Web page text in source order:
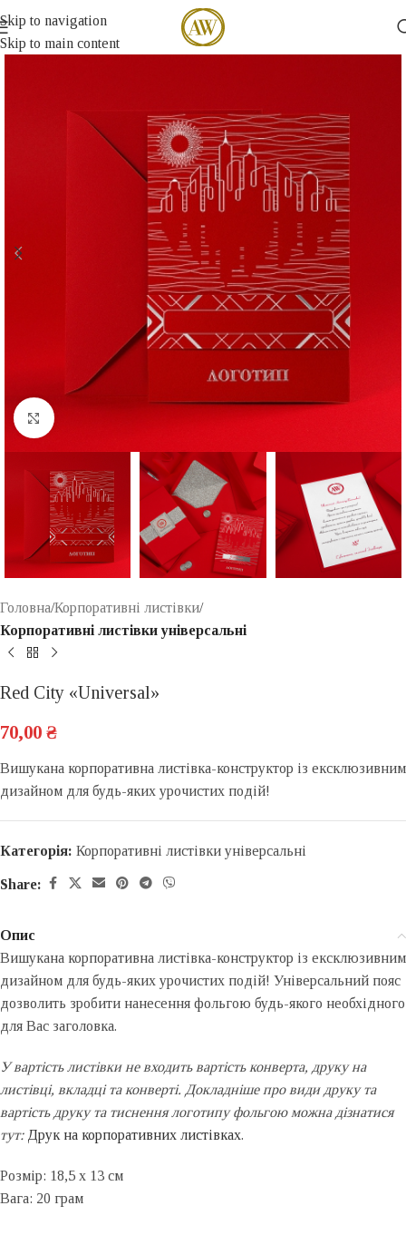
Skip to navigation
Skip to main content
Click to enlarge
Головна Корпоративні листівки
Корпоративні листівки універсальні
Red City «Universal»
70,00 ₴
Вишукана корпоративна листівка-конструктор із ексклюзивним
дизайном для будь-яких урочистих подій!
Категорія: Корпоративні листівки універсальні
Share:
Опис
Вишукана корпоративна листівка-конструктор із ексклюзивним
дизайном для будь-яких урочистих подій! Універсальний пояс
дозволить зробити нанесення фольгою будь-якого необхідного
для Вас заголовка.
У вартість листівки не входить вартість конверта, друку на
листівці, вкладці та конверті. Докладніше про види друку та
вартість друку та тиснення логотипу фольгою можна дізнатися
тут: Друк на корпоративних листівках.
Розмір: 18,5 x 13 см
Вага: 20 грам